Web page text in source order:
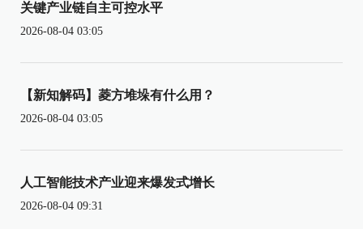
关键产业链自主可控水平
2026-08-04 03:05
【新知解码】菱方堆垛有什么用？
2026-08-04 03:05
人工智能技术产业迎来爆发式增长
2026-08-04 09:31